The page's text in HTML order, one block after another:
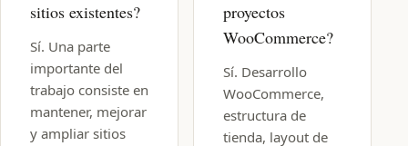
sitios existentes?
Sí. Una parte
importante del
trabajo consiste en
mantener, mejorar
y ampliar sitios
proyectos
WooCommerce?
Sí. Desarrollo
WooCommerce,
estructura de
tienda, layout de